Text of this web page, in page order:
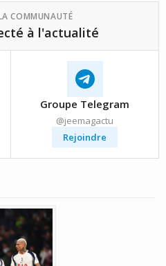
COMMUNAUTÉ
à l'actualité
Groupe Telegram
@jeemagactu
Rejoindre